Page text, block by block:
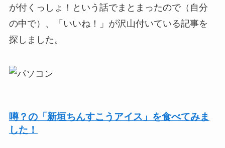
が付くっしょ！という話でまとまったので（自分
の中で）、「いいね！」が沢山付いている記事を
探しました。
噂？の「新垣ちんすこうアイス」を食べてみま
した！